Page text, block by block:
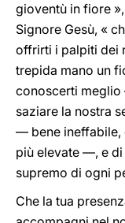
gioventù in fiore
Signore Gesù, «
offrirti i palpiti dei
trepida mano un
conoscerti
saziare la nostra
— bene ineffabile,
più elevate —, e
supremo di ogni
Che la tua